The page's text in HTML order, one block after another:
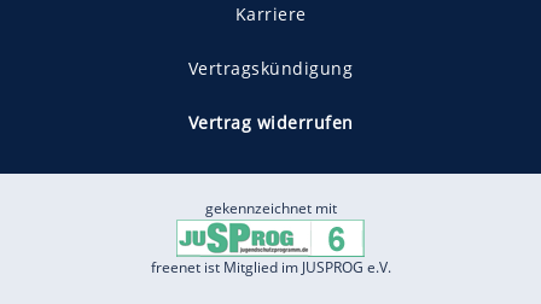
Karriere
Vertragskündigung
Vertrag widerrufen
gekennzeichnet mit
freenet ist Mitglied im JUSPROG e.V.